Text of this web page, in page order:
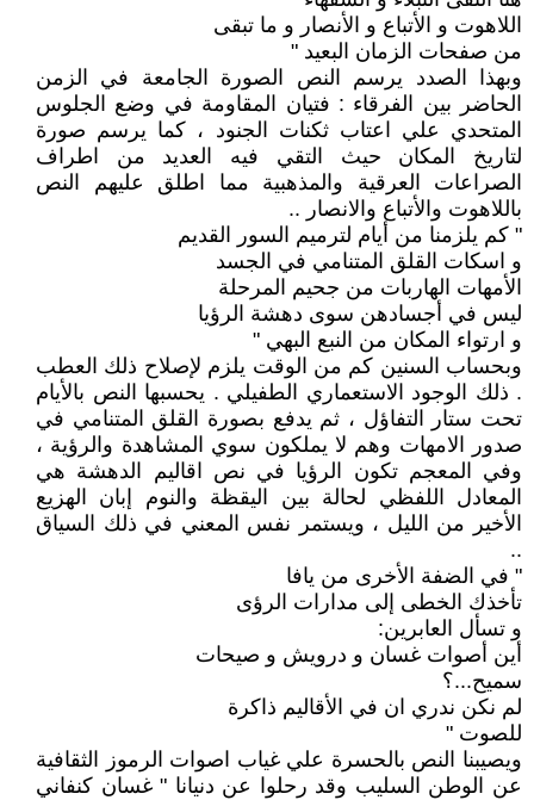
اللاهوت و الأتباع و الأنصار و ما تبقى
من صفحات الزمان البعيد "
وبهذا الصدد يرسم النص الصورة الجامعة في الزمن
الحاضر بين الفرقاء : فتيان المقاومة في وضع الجلوس
المتحدي علي اعتاب ثكنات الجنود ، كما يرسم صورة
لتاريخ المكان حيث التقي فيه العديد من اطراف
الصراعات العرقية والمذهبية مما اطلق عليهم النص
باللاهوت والأتباع والانصار ..
" كم يلزمنا من أيام لترميم السور القديم
و اسكات القلق المتنامي في الجسد
الأمهات الهاربات من جحيم المرحلة
ليس في أجسادهن سوى دهشة الرؤيا
و ارتواء المكان من النبع البهي "
وبحساب السنين كم من الوقت يلزم لإصلاح ذلك العطب
. ذلك الوجود الاستعماري الطفيلي . يحسبها النص بالأيام
تحت ستار التفاؤل ، ثم يدفع بصورة القلق المتنامي في
صدور الامهات وهم لا يملكون سوي المشاهدة والرؤية ،
وفي المعجم تكون الرؤيا في نص اقاليم الدهشة هي
المعادل اللفظي لحالة بين اليقظة والنوم إبان الهزيع
الأخير من الليل ، ويستمر نفس المعني في ذلك السياق
..
" في الضفة الأخرى من يافا
تأخذك الخطى إلى مدارات الرؤى
و تسأل العابرين:
أين أصوات غسان و درويش و صيحات
سميح...؟
لم نكن ندري ان في الأقاليم ذاكرة
للصوت "
ويصيبنا النص بالحسرة علي غياب اصوات الرموز الثقافية
عن الوطن السليب وقد رحلوا عن دنيانا " غسان كنفاني